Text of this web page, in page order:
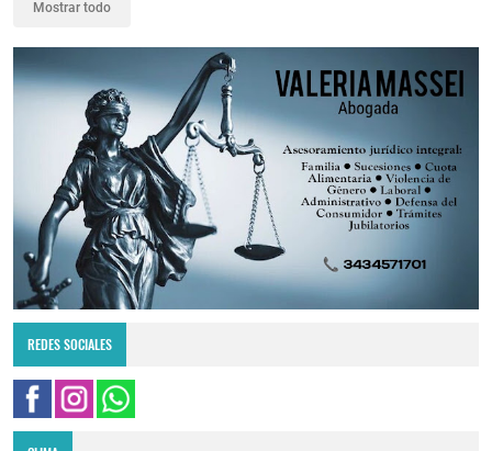
Mostrar todo
REDES SOCIALES